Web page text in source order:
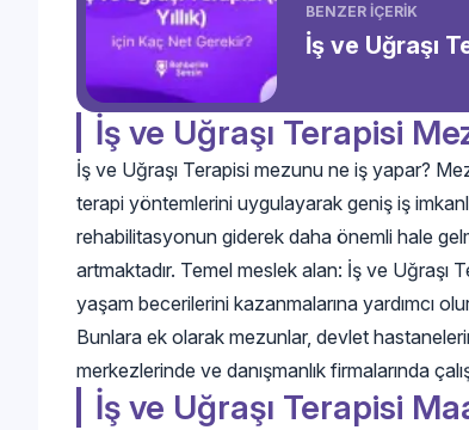
BENZER İÇERİK
İş ve Uğraşı
İş ve Uğraşı Terapisi
İş ve Uğraşı Terapisi mezunu ne iş yapar?
terapi yöntemlerini uygulayarak geniş iş
rehabilitasyonun giderek daha önemli hale
artmaktadır. Temel meslek alan: İş ve Uğraşı
yaşam becerilerini kazanmalarına yardımcı
Bunlara ek olarak mezunlar, devlet
merkezlerinde ve danışmanlık firmalarında
İş ve Uğraşı Terapisi